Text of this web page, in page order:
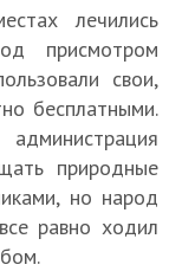
лечились
присмотром
свои,
бесплатными.
природные
но народ
равно ходил